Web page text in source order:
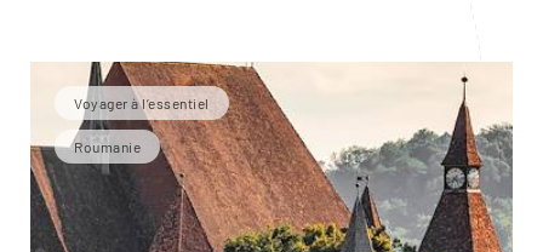
Voyager à l’essentiel
Roumanie